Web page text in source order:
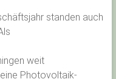
standen auch
weit
Photovoltaik-